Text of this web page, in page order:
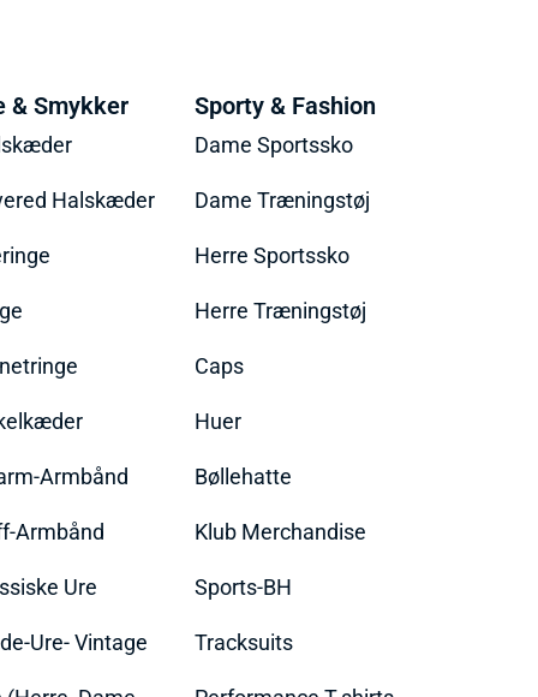
& Smykker
Halskæder
Armbånd
Armbånd
Ure
Ure- Vintage
Sporty & Fashion
Dame Sportssko
Dame Træningstøj
Herre Sportssko
Herre Træningstøj
Caps
Huer
Bøllehatte
Klub Merchandise
Sports-BH
Tracksuits